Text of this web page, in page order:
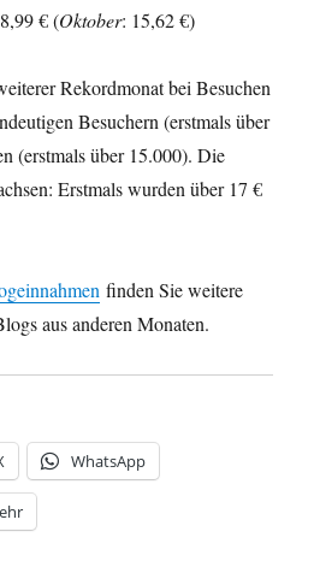
€ (Oktober: 15,62 €)
Rekordmonat bei Besuchen
Besuchern (erstmals über
(erstmals über 15.000). Die
Erstmals wurden über 17 €
finden Sie weitere
aus anderen Monaten.
WhatsApp